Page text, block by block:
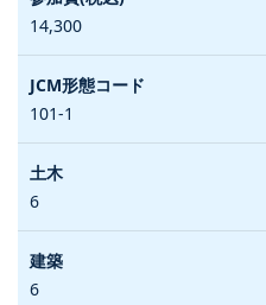
14,300
101-1
6
6